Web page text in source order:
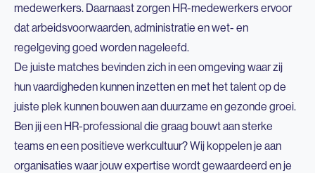
medewerkers. Daarnaast zorgen HR-medewerkers ervoor
dat arbeidsvoorwaarden, administratie en wet- en
regelgeving goed worden nageleefd.
De juiste matches bevinden zich in een omgeving waar zij
hun vaardigheden kunnen inzetten en met het talent op de
juiste plek kunnen bouwen aan duurzame en gezonde groei.
Ben jij een HR-professional die graag bouwt aan sterke
teams en een positieve werkcultuur? Wij koppelen je aan
organisaties waar jouw expertise wordt gewaardeerd en je